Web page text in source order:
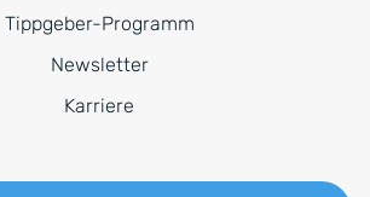
Tippgeber-Programm
Newsletter
Karriere